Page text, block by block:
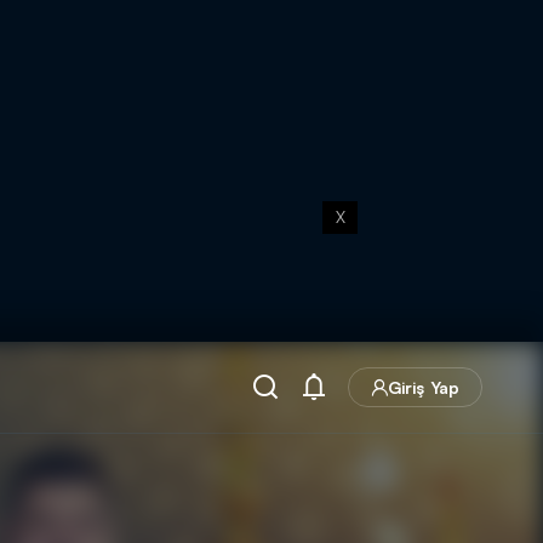
X
Giriş Yap